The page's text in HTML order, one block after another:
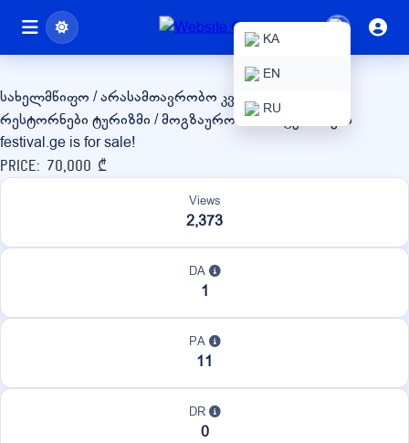
KA
EN
RU
festival.ge
სახელმწიფო / არასამთავრობო კვება / სასმელები /
რესტორნები ტურიზმი / მოგზაურობა / სასტუმროები
festival.ge is for sale!
Price: 70,000 ₾
Views
2,373
DA
1
PA
11
DR
0